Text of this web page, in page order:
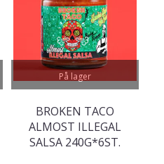
På lager
BROKEN TACO
ALMOST ILLEGAL
SALSA 240G*6ST.